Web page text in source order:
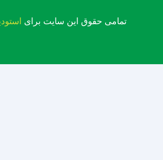
تمامی حقوق این سایت برای